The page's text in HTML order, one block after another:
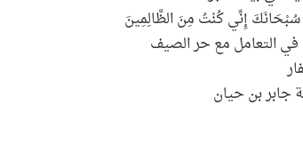
سُبْحَانَكَ إِنِّي كُنْتُ مِنَ الظَّالِمِينَ
في التعامل مع حر الصيف
جابر بن حيان